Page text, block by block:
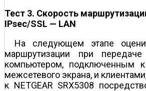
Тест 3. Скорость
IPsec/SSL — LAN
На следующем этапе
маршрутизации при
компьютером, подключенным к
межсетевого экрана, и
к NETGEAR SRX5308